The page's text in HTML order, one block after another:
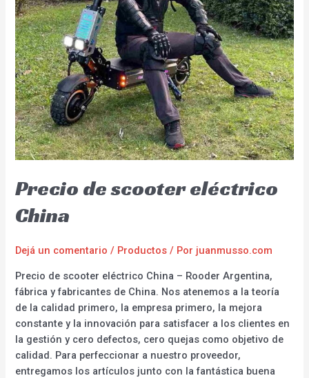
Precio de scooter eléctrico
China
Dejá un comentario / Productos / Por juanmusso.com
Precio de scooter eléctrico China – Rooder Argentina,
fábrica y fabricantes de China. Nos atenemos a la teoría
de la calidad primero, la empresa primero, la mejora
constante y la innovación para satisfacer a los clientes en
la gestión y cero defectos, cero quejas como objetivo de
calidad. Para perfeccionar a nuestro proveedor,
entregamos los artículos junto con la fantástica buena